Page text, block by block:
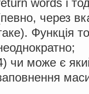
words і
через
Функція
чи може є